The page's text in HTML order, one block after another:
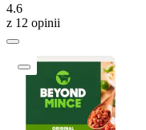
4.6
z 12 opinii